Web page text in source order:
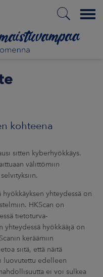
Menu
kohteena
sitten kyberhyökkäys.
välittömiin
yhteydessä on
HKScan on
tietoturva-
yhteydessä hyökkääjä on
keräämiin
siitä, että näitä
luovutettu edelleen
ei voi sulkea